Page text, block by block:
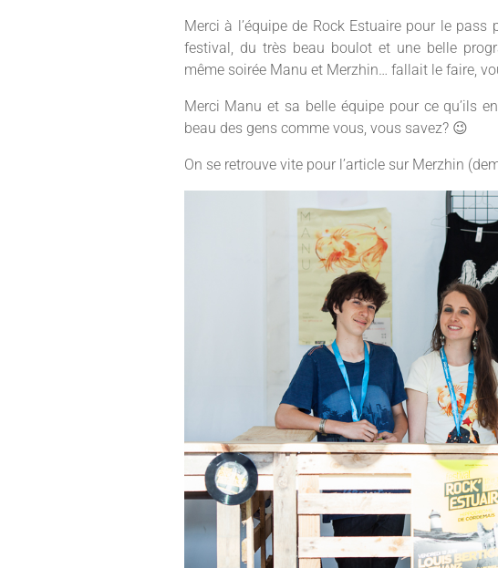
Merci à l’équipe de Rock Estuaire pour le
festival, du très beau boulot et une belle
même soirée Manu et Merzhin… fallait le faire,
Merci Manu et sa belle équipe pour ce qu’ils
beau des gens comme vous, vous savez? 😉
On se retrouve vite pour l’article sur Merzhin